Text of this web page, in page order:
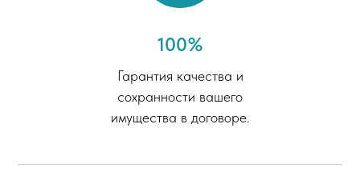
100%
Гарантия качества и
сохранности вашего
имущества в договоре.